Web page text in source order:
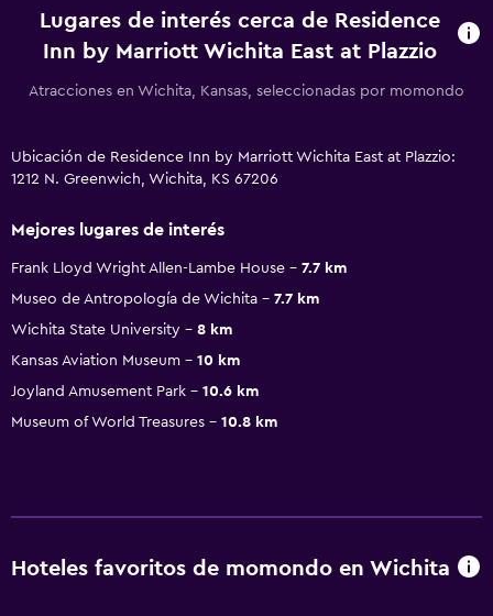
Lugares de interés cerca de Residence
Inn by Marriott Wichita East at Plazzio
Atracciones en Wichita, Kansas, seleccionadas por momondo
Ubicación de Residence Inn by Marriott Wichita East at Plazzio:
1212 N. Greenwich, Wichita, KS 67206
Mejores lugares de interés
Frank Lloyd Wright Allen-Lambe House
7.7 km
Museo de Antropología de Wichita
7.7 km
Wichita State University
8 km
Kansas Aviation Museum
10 km
Joyland Amusement Park
10.6 km
Museum of World Treasures
10.8 km
Hoteles favoritos de momondo en Wichita